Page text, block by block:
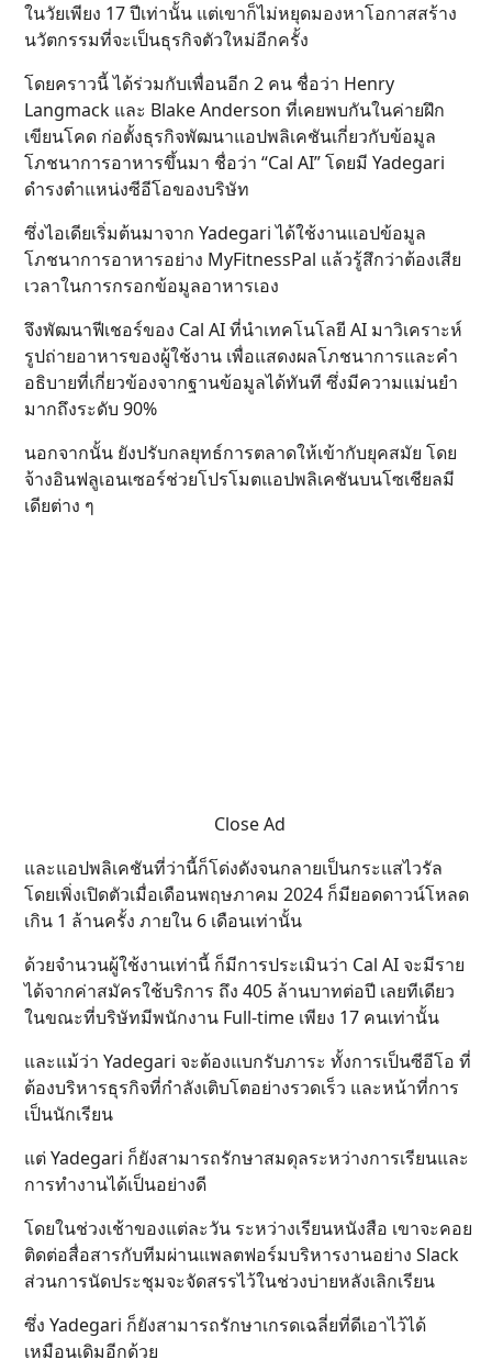
ในวัยเพียง 17 ปีเท่านั้น แต่เขาก็ไม่หยุดมองหาโอกาสสร้าง
นวัตกรรมที่จะเป็นธุรกิจตัวใหม่อีกครั้ง
โดยคราวนี้ ได้ร่วมกับเพื่อนอีก 2 คน ชื่อว่า Henry
Langmack และ Blake Anderson ที่เคยพบกันในค่ายฝึก
เขียนโคด ก่อตั้งธุรกิจพัฒนาแอปพลิเคชันเกี่ยวกับข้อมูล
โภชนาการอาหารขึ้นมา ชื่อว่า “Cal AI” โดยมี Yadegari
ดำรงตำแหน่งซีอีโอของบริษัท
ซึ่งไอเดียเริ่มต้นมาจาก Yadegari ได้ใช้งานแอปข้อมูล
โภชนาการอาหารอย่าง MyFitnessPal แล้วรู้สึกว่าต้องเสีย
เวลาในการกรอกข้อมูลอาหารเอง
จึงพัฒนาฟีเชอร์ของ Cal AI ที่นำเทคโนโลยี AI มาวิเคราะห์
รูปถ่ายอาหารของผู้ใช้งาน เพื่อแสดงผลโภชนาการและคำ
อธิบายที่เกี่ยวข้องจากฐานข้อมูลได้ทันที ซึ่งมีความแม่นยำ
มากถึงระดับ 90%
นอกจากนั้น ยังปรับกลยุทธ์การตลาดให้เข้ากับยุคสมัย โดย
จ้างอินฟลูเอนเซอร์ช่วยโปรโมตแอปพลิเคชันบนโซเชียลมี
เดียต่าง ๆ
Close Ad
และแอปพลิเคชันที่ว่านี้ก็โด่งดังจนกลายเป็นกระแสไวรัล
โดยเพิ่งเปิดตัวเมื่อเดือนพฤษภาคม 2024 ก็มียอดดาวน์โหลด
เกิน 1 ล้านครั้ง ภายใน 6 เดือนเท่านั้น
ด้วยจำนวนผู้ใช้งานเท่านี้ ก็มีการประเมินว่า Cal AI จะมีราย
ได้จากค่าสมัครใช้บริการ ถึง 405 ล้านบาทต่อปี เลยทีเดียว
ในขณะที่บริษัทมีพนักงาน Full-time เพียง 17 คนเท่านั้น
และแม้ว่า Yadegari จะต้องแบกรับภาระ ทั้งการเป็นซีอีโอ ที่
ต้องบริหารธุรกิจที่กำลังเติบโตอย่างรวดเร็ว และหน้าที่การ
เป็นนักเรียน
แต่ Yadegari ก็ยังสามารถรักษาสมดุลระหว่างการเรียนและ
การทำงานได้เป็นอย่างดี
โดยในช่วงเช้าของแต่ละวัน ระหว่างเรียนหนังสือ เขาจะคอย
ติดต่อสื่อสารกับทีมผ่านแพลตฟอร์มบริหารงานอย่าง Slack
ส่วนการนัดประชุมจะจัดสรรไว้ในช่วงบ่ายหลังเลิกเรียน
ซึ่ง Yadegari ก็ยังสามารถรักษาเกรดเฉลี่ยที่ดีเอาไว้ได้
เหมือนเดิมอีกด้วย